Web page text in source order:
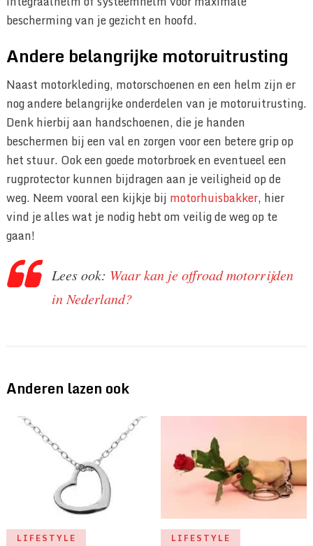
bescherming van je gezicht en hoofd.
Andere belangrijke motoruitrusting
Naast motorkleding, motorschoenen en een helm zijn er
nog andere belangrijke onderdelen van je motoruitrusting.
Denk hierbij aan handschoenen, die je handen
beschermen bij een val en zorgen voor een betere grip op
het stuur. Ook een goede motorbroek en eventueel een
rugprotector kunnen bijdragen aan je veiligheid op de
weg. Neem vooral een kijkje bij motorhuisbakker, hier
vind je alles wat je nodig hebt om veilig de weg op te
gaan!
Lees ook: Waar kan je offroad motorrijden
in Nederland?
Anderen lazen ook
LIFESTYLE LIFESTYLE